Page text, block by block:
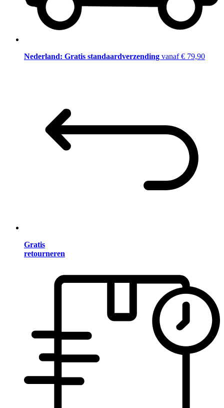
Nederland: Gratis standaardverzending vanaf € 79,90
Gratis
retourneren